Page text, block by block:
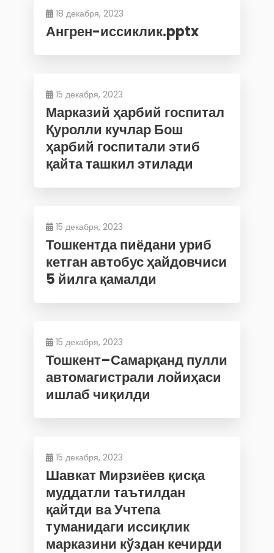
18 декабря, 2023
Ангрен-иссиклик.pptx
15 декабря, 2023
Марказий ҳарбий госпитал
Қуролли кучлар Бош
ҳарбий госпитали этиб
қайта ташкил этилади
15 декабря, 2023
Тошкентда пиёдани уриб
кетган автобус ҳайдовчиси
5 йилга қамалди
15 декабря, 2023
Тошкент–Самарқанд пулли
автомагистрали лойиҳаси
ишлаб чиқилди
15 декабря, 2023
Шавкат Мирзиёев қисқа
муддатли таътилдан
қайтди ва Учтепа
туманидаги иссиқлик
марказини кўздан кечирди